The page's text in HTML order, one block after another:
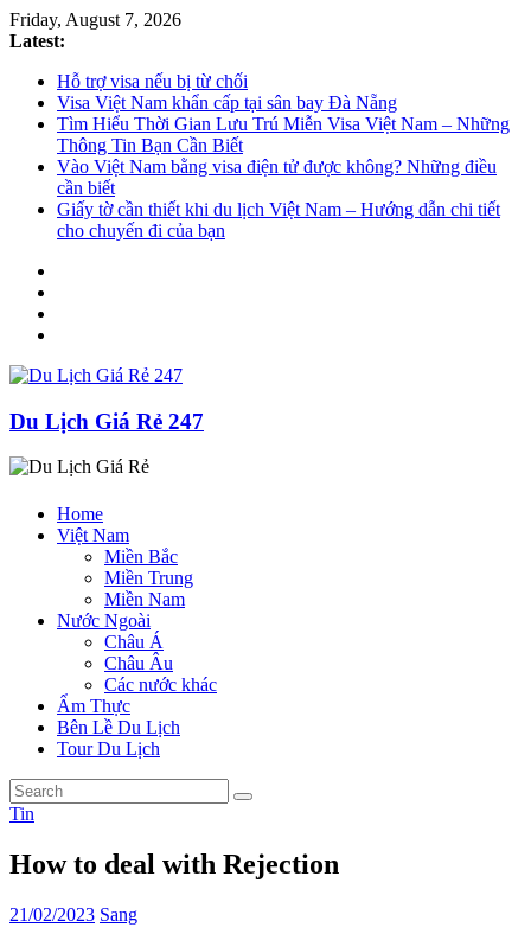
Friday, August 7, 2026
Latest:
Hỗ trợ visa nếu bị từ chối
Visa Việt Nam khẩn cấp tại sân bay Đà Nẵng
Tìm Hiểu Thời Gian Lưu Trú Miễn Visa Việt Nam – Những
Thông Tin Bạn Cần Biết
Vào Việt Nam bằng visa điện tử được không? Những điều
cần biết
Giấy tờ cần thiết khi du lịch Việt Nam – Hướng dẫn chi tiết
cho chuyến đi của bạn
Du Lịch Giá Rẻ 247
Home
Việt Nam
Miền Bắc
Miền Trung
Miền Nam
Nước Ngoài
Châu Á
Châu Âu
Các nước khác
Ẩm Thực
Bên Lề Du Lịch
Tour Du Lịch
Tin
How to deal with Rejection
21/02/2023 Sang